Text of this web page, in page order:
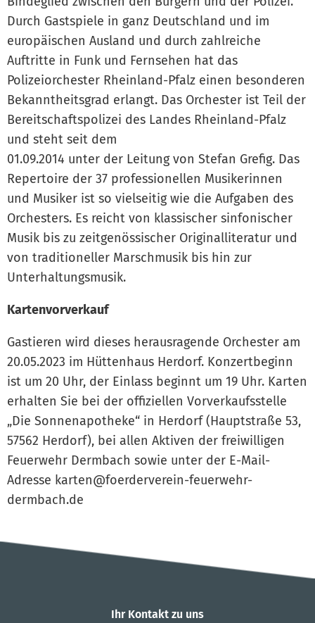
Durch Gastspiele in ganz Deutschland und im
europäischen Ausland und durch zahlreiche
Auftritte in Funk und Fernsehen hat das
Polizeiorchester Rheinland-Pfalz einen besonderen
Bekanntheitsgrad erlangt. Das Orchester ist Teil der
Bereitschaftspolizei des Landes Rheinland-Pfalz
und steht seit dem
01.09.2014 unter der Leitung von Stefan Grefig. Das
Repertoire der 37 professionellen Musikerinnen
und Musiker ist so vielseitig wie die Aufgaben des
Orchesters. Es reicht von klassischer sinfonischer
Musik bis zu zeitgenössischer Originalliteratur und
von traditioneller Marschmusik bis hin zur
Unterhaltungsmusik.
Kartenvorverkauf
Gastieren wird dieses herausragende Orchester am
20.05.2023 im Hüttenhaus Herdorf. Konzertbeginn
ist um 20 Uhr, der Einlass beginnt um 19 Uhr. Karten
erhalten Sie bei der offiziellen Vorverkaufsstelle
„Die Sonnenapotheke“ in Herdorf (Hauptstraße 53,
57562 Herdorf), bei allen Aktiven der freiwilligen
Feuerwehr Dermbach sowie unter der E-Mail-
Adresse karten@foerderverein-feuerwehr-
dermbach.de
Ihr Kontakt zu uns